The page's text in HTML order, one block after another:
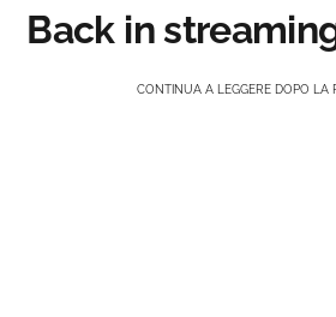
Back in
CONTINUA A LEGGERE DOPO LA